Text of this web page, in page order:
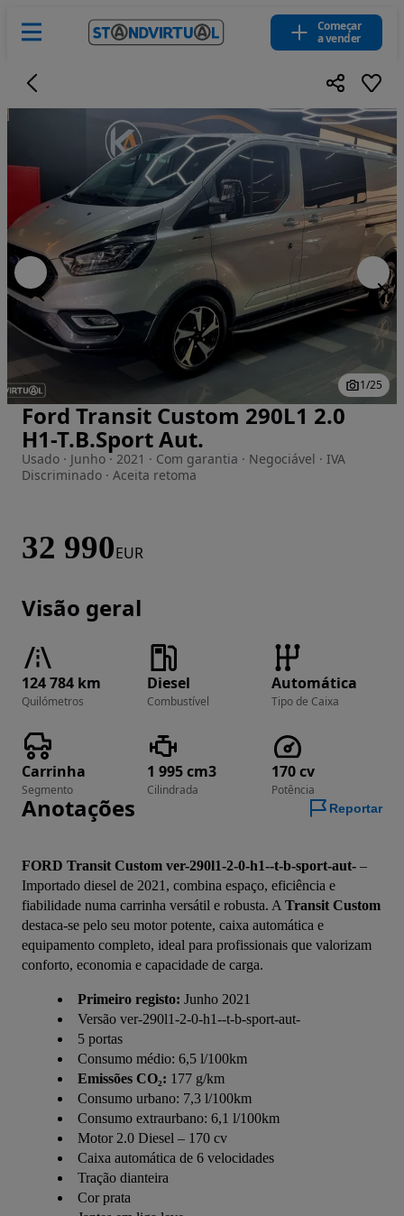
Começar
a vender
Imagem 1 de 25
1/25
Ford Transit Custom 290L1 2.0
H1-T.B.Sport Aut.
Usado · Junho · 2021 · Com garantia · Negociável · IVA
Discriminado · Aceita retoma
32 990EUR
Visão geral
124 784 km
Quilómetros
Diesel
Combustível
Automática
Tipo de Caixa
Carrinha
Segmento
1 995 cm3
Cilindrada
170 cv
Potência
Anotações Reportar
FORD Transit Custom ver-290l1-2-0-h1--t-b-sport-aut- –
Importado diesel de 2021, combina espaço, eficiência e
fiabilidade numa carrinha versátil e robusta. A Transit Custom
destaca-se pelo seu motor potente, caixa automática e
equipamento completo, ideal para profissionais que valorizam
conforto, economia e capacidade de carga.
Primeiro registo: Junho 2021
Versão ver-290l1-2-0-h1--t-b-sport-aut-
5 portas
Consumo médio: 6,5 l/100km
Emissões CO₂: 177 g/km
Consumo urbano: 7,3 l/100km
Consumo extraurbano: 6,1 l/100km
Motor 2.0 Diesel – 170 cv
Caixa automática de 6 velocidades
Tração dianteira
Cor prata